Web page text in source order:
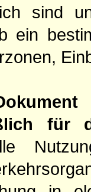
sind
ein
für